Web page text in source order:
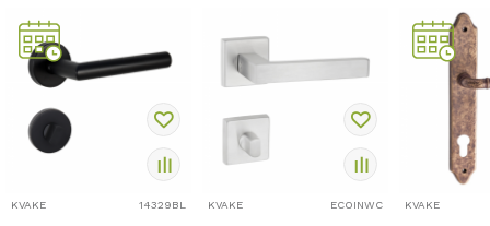
KVAKE 14329BL KVAKE ECOINWC KVAKE